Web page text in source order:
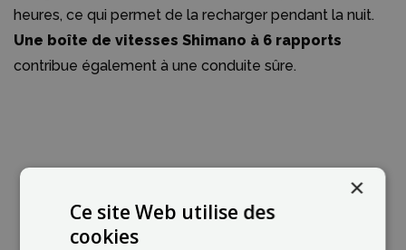
heures, ce qui permet de la recharger pendant la nuit.
Une boîte de vitesses Shimano à 6 rapports
contribue également à une conduite sûre.
×
Ce site Web utilise des
cookies